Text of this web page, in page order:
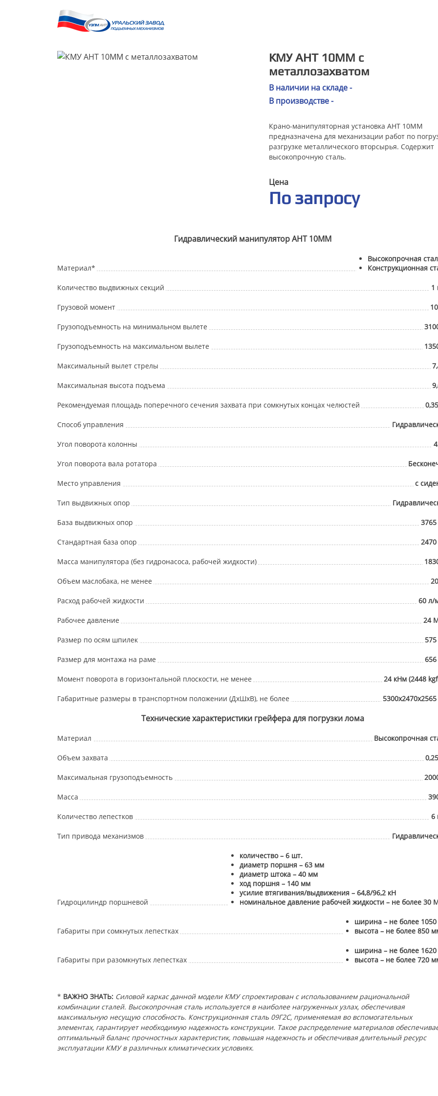
КМУ АНТ 10ММ с
металлозахватом
В наличии на складе -
В производстве -
Крано-манипуляторная установка АНТ 10ММ
предназначена для механизации работ по
разгрузке металлического вторсырья. Содержит
высокопрочную сталь.
Цена
По запросу
Гидравлический манипулятор АНТ 10ММ
Материал*
Высокопрочная
Конструкционная
Количество выдвижных секций 1
Грузовой момент
Грузоподъемность на минимальном вылете
Грузоподъемность на максимальном вылете
Максимальный вылет стрелы
Максимальная высота подъема
Рекомендуемая площадь поперечного сечения захвата при сомкнутых концах челюстей
Способ управления
Угол поворота колонны
Угол поворота вала ротатора
Место управления с
Тип выдвижных опор
База выдвижных опор
Стандартная база опор
Масса манипулятора (без гидронасоса, рабочей жидкости)
Объем маслобака, не менее
Расход рабочей жидкости 60 л/
Рабочее давление 24
Размер по осям шпилек
Размер для монтажа на раме
Момент поворота в горизонтальной плоскости, не менее 24 кНм (2448
Габаритные размеры в транспортном положении (ДхШхВ), не более
Технические характеристики грейфера для погрузки лома
Материал Высокопрочная
Объем захвата
Максимальная грузоподъемность
Масса
Количество лепестков 6
Тип привода механизмов
Гидроцилиндр поршневой
количество – 6 шт.
диаметр поршня – 63 мм
диаметр штока – 40 мм
ход поршня – 140 мм
усилие втягивания/выдвижения – 64,8/96,2 кН
номинальное давление рабочей жидкости – не более 30
Габариты при сомкнутых лепестках
ширина – не более
высота – не более 850
Габариты при разомкнутых лепестках
ширина – не более
высота – не более 720
* ВАЖНО ЗНАТЬ: Силовой каркас данной модели КМУ спроектирован с использованием рациональной
комбинации сталей. Высокопрочная сталь используется в наиболее нагруженных узлах, обеспечивая
максимальную несущую способность. Конструкционная сталь 09Г2С, применяемая во вспомогательных
элементах, гарантирует необходимую надежность конструкции. Такое распределение материалов
оптимальный баланс прочностных характеристик, повышая надежность и обеспечивая длительный ресурс
эксплуатации КМУ в различных климатических условиях.